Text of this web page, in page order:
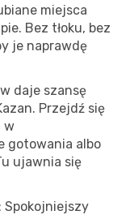
miejsca
Bez tłoku, bez
je naprawdę
daje szansę
Przejdź się
w
gotowania albo
ujawnia się
: Spokojniejszy